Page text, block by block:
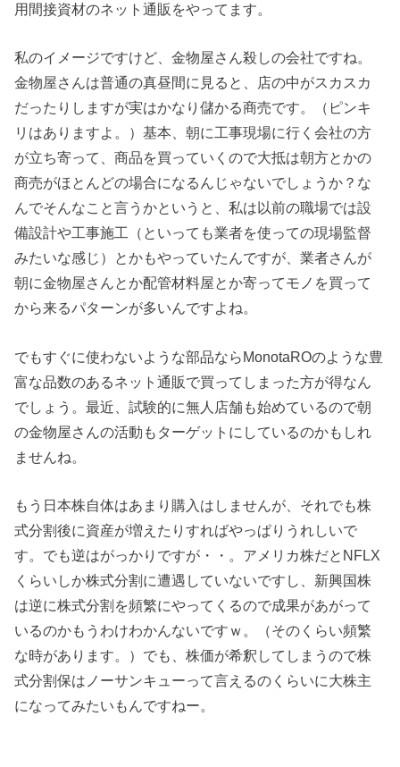
用間接資材のネット通販をやってます。
私のイメージですけど、金物屋さん殺しの会社ですね。
金物屋さんは普通の真昼間に見ると、店の中がスカスカ
だったりしますが実はかなり儲かる商売です。（ピンキ
リはありますよ。）基本、朝に工事現場に行く会社の方
が立ち寄って、商品を買っていくので大抵は朝方とかの
商売がほとんどの場合になるんじゃないでしょうか？な
んでそんなこと言うかというと、私は以前の職場では設
備設計や工事施工（といっても業者を使っての現場監督
みたいな感じ）とかもやっていたんですが、業者さんが
朝に金物屋さんとか配管材料屋とか寄ってモノを買って
から来るパターンが多いんですよね。
でもすぐに使わないような部品ならMonotaROのような豊
富な品数のあるネット通販で買ってしまった方が得なん
でしょう。最近、試験的に無人店舗も始めているので朝
の金物屋さんの活動もターゲットにしているのかもしれ
ませんね。
もう日本株自体はあまり購入はしませんが、それでも株
式分割後に資産が増えたりすればやっぱりうれしいで
す。でも逆はがっかりですが・・。アメリカ株だとNFLX
くらいしか株式分割に遭遇していないですし、新興国株
は逆に株式分割を頻繁にやってくるので成果があがって
いるのかもうわけわかんないですｗ。（そのくらい頻繁
な時があります。）でも、株価が希釈してしまうので株
式分割保はノーサンキューって言えるのくらいに大株主
になってみたいもんですねー。